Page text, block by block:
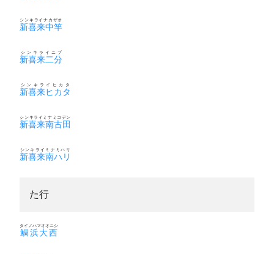
新喜来中竿
シンキライナカザオ
新喜来二分
シンキライニブ
新喜来ヒカタ
シンキライヒカタ
新喜来南古田
シンキライミナミコデン
新喜来南ハリ
シンキライミナミハリ
た行
鯛浜大西
タイノハマオオニシ